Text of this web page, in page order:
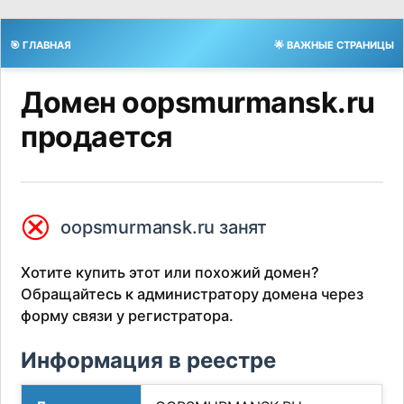
🎯 ГЛАВНАЯ 🌟 ВАЖНЫЕ СТРАНИЦЫ
Домен oopsmurmansk.ru
продается
⮿ oopsmurmansk.ru занят
Хотите купить этот или похожий домен?
Обращайтесь к администратору домена через
форму связи у регистратора.
Информация в реестре